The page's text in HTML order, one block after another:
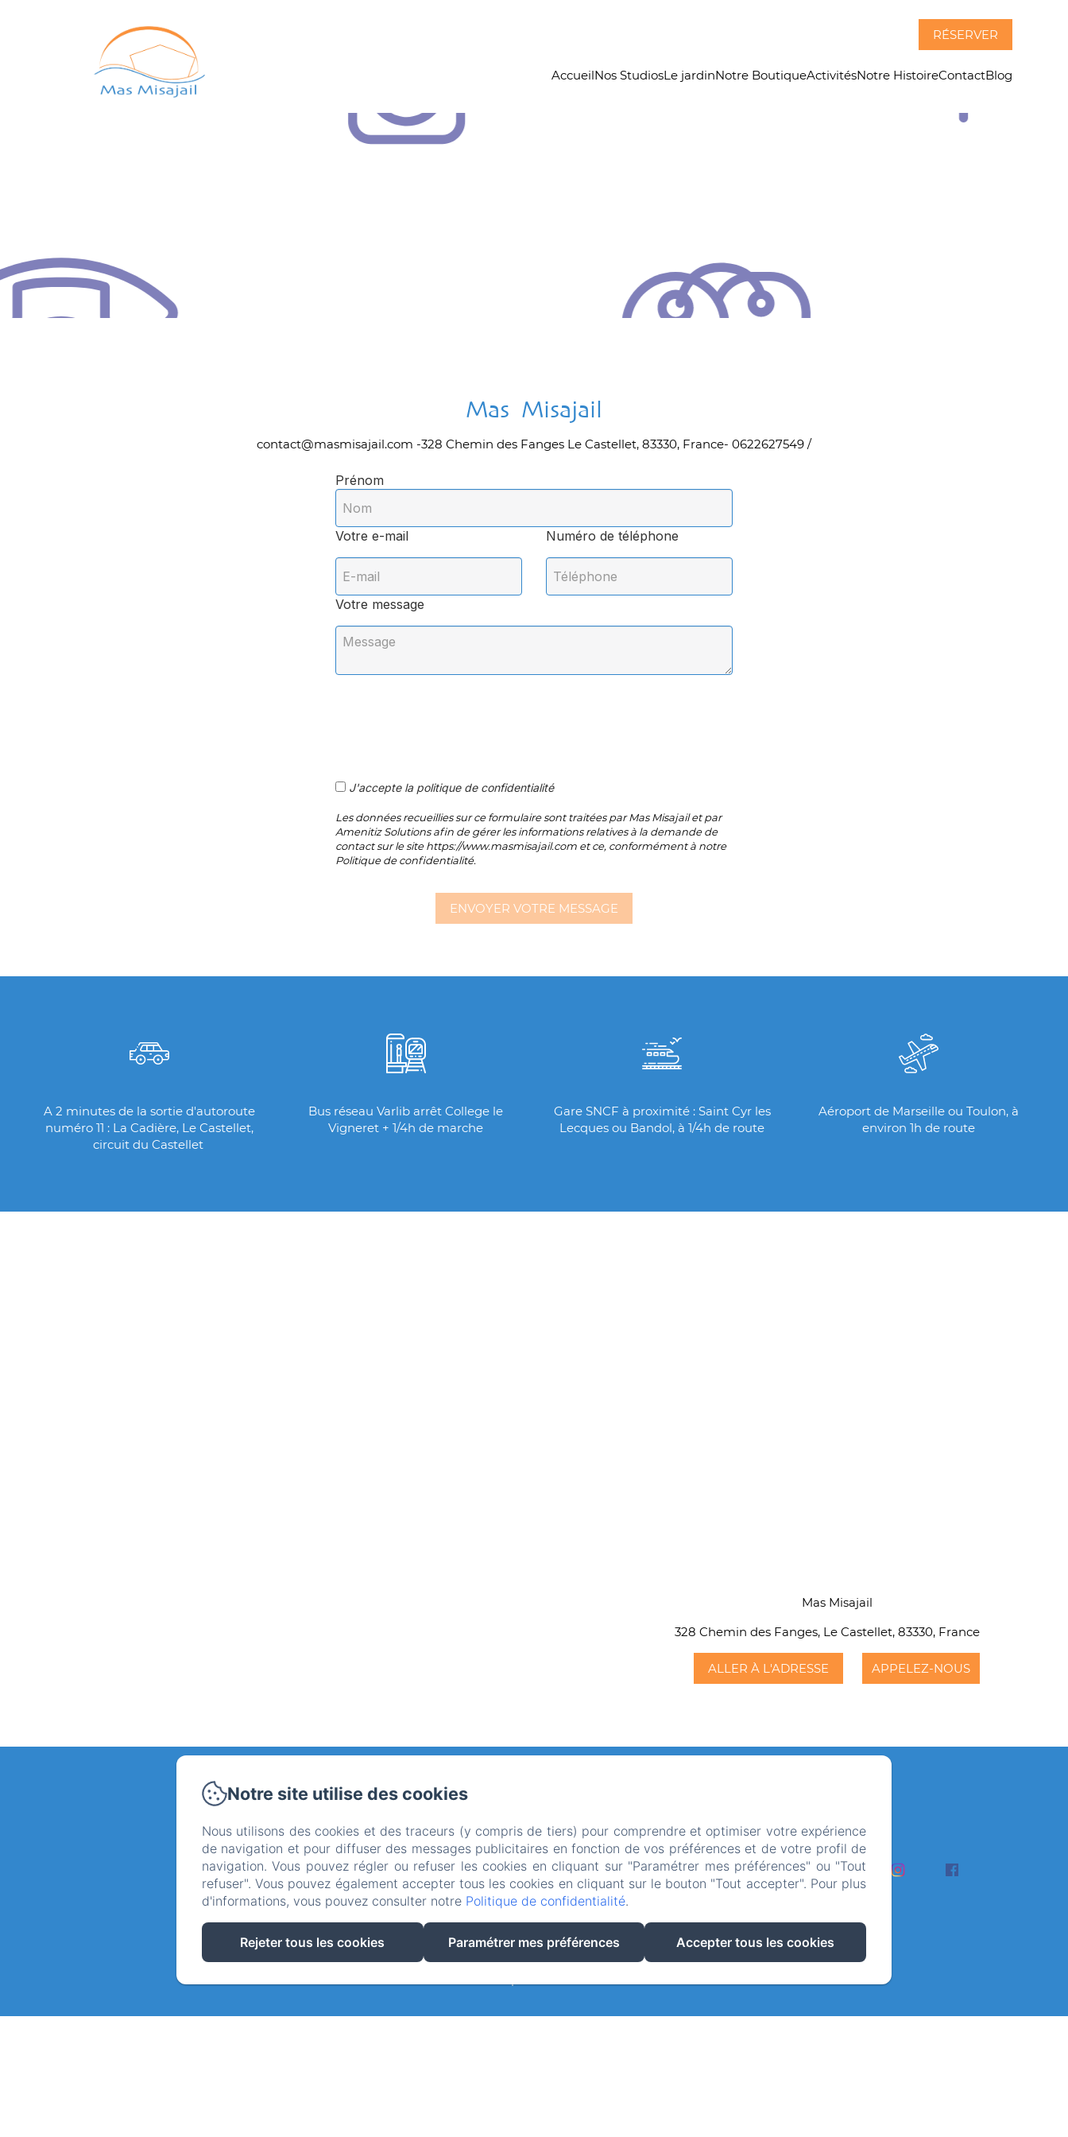
RÉSERVER
AccueilNos StudiosLe jardinNotre BoutiqueActivitésNotre HistoireContactBlog
Mas Misajail
contact@masmisajail.com -328 Chemin des FangesLe Castellet, 83330, France- 0622627549/
Prénom
Votre e-mail Numéro de téléphone
Votre message
J'accepte la politique de confidentialité
Les données recueillies sur ce formulaire sont traitées par Mas Misajail et par
Amenitiz Solutions afin de gérer les informations relatives à la demande de
contact sur le site https://www.masmisajail.com et ce, conformément à notre
Politique de confidentialité.
A 2 minutes de la sortie d'autoroute
numéro 11 : La Cadière, Le Castellet,
circuit du Castellet
Bus réseau Varlib arrêt College le
Vigneret + 1/4h de marche
Gare SNCF à proximité : Saint Cyr les
Lecques ou Bandol, à 1/4h de route
Aéroport de Marseille ou Toulon, à
environ 1h de route
Mas Misajail
328 Chemin des Fanges, Le Castellet, 83330, France
ALLER À L'ADRESSE APPELEZ-NOUS
328 Chemin des Fanges, Le Castellet
contact@masmisajail.com
Accueil
Nos Studios Le jardin Activités Contact
Galerie Photos
Notre Histoire
Politique de confidentialité
Informations légales
EN FR
Notre site utilise des cookies
Nous utilisons des cookies et des traceurs (y compris de tiers) pour comprendre et optimiser votre expérience
de navigation et pour diffuser des messages publicitaires en fonction de vos préférences et de votre profil de
navigation. Vous pouvez régler ou refuser les cookies en cliquant sur "Paramétrer mes préférences" ou "Tout
refuser". Vous pouvez également accepter tous les cookies en cliquant sur le bouton "Tout accepter". Pour plus
d'informations, vous pouvez consulter notre Politique de confidentialité.
Rejeter tous les cookies Paramétrer mes préférences Accepter tous les cookies